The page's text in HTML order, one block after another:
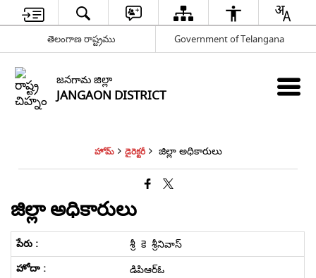
తెలంగాణ రాష్ట్రము Government of Telangana
జనగామ జిల్లా
JANGAON DISTRICT
హోమ్ డైరెక్టరీ జిల్లా అధికారులు
జిల్లా అధికారులు
శ్రీ కె శ్రీనివాస్
డి‌పి‌ఆర్‌ఓ